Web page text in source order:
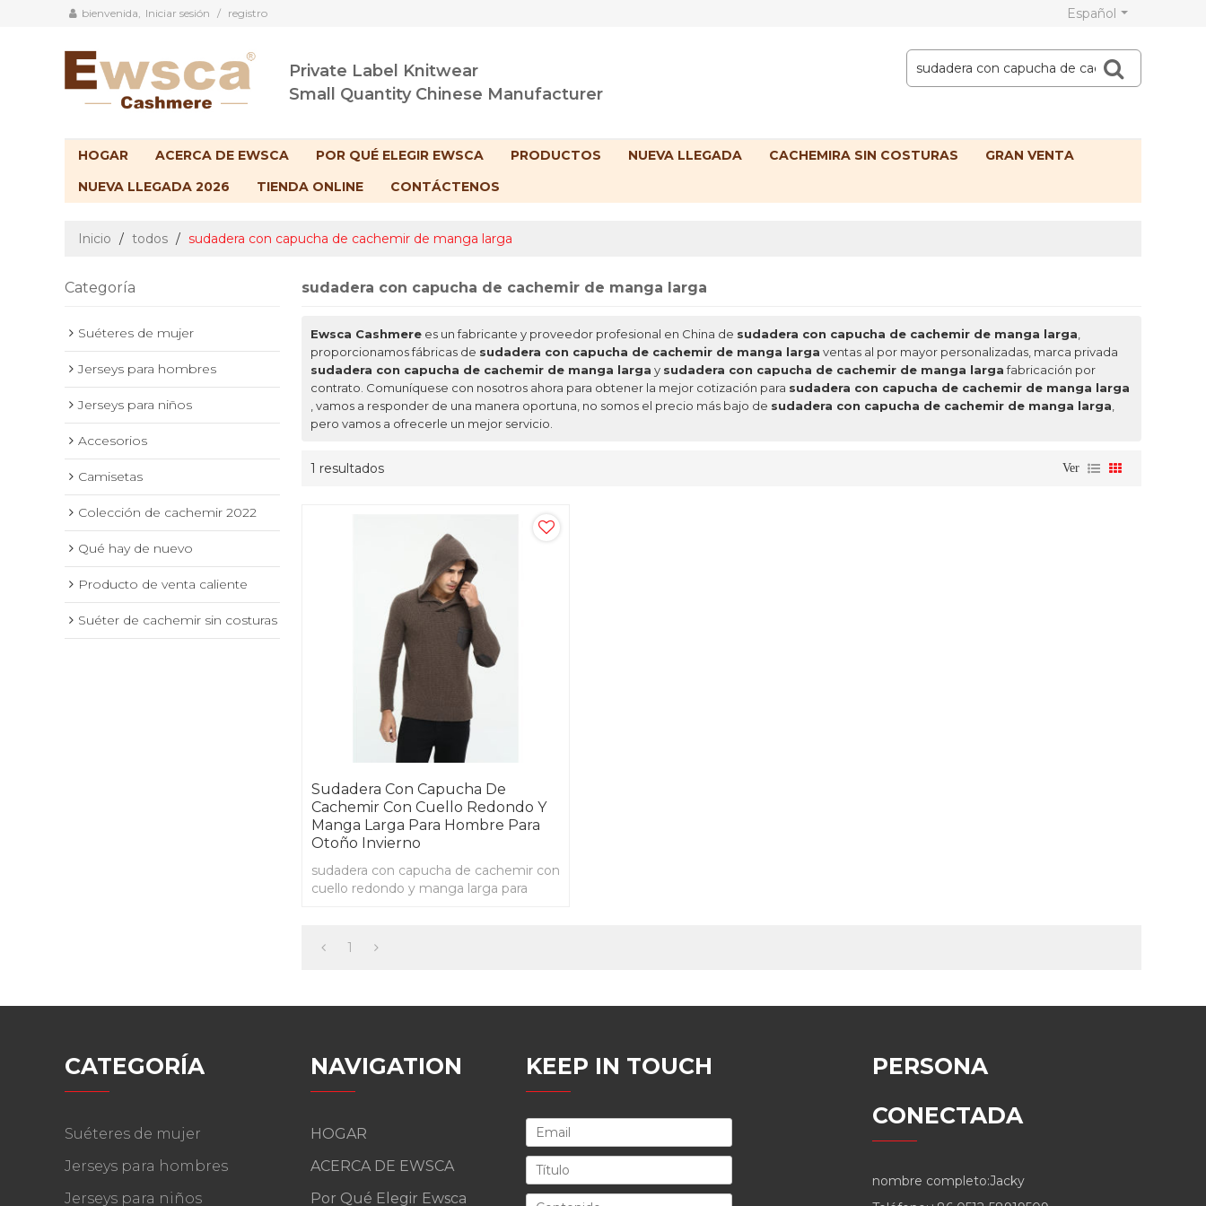
bienvenida, Iniciar sesión / registro Español
Private Label Knitwear
Small Quantity Chinese Manufacturer
HOGAR ACERCA DE EWSCA POR QUÉ ELEGIR EWSCA PRODUCTOS NUEVA LLEGADA CACHEMIRA SIN COSTURAS
GRAN VENTA
NUEVA LLEGADA 2026
TIENDA ONLINE CONTÁCTENOS
Inicio / todos / sudadera con capucha de cachemir de manga larga
Categoría
Suéteres de mujer
Jerseys para hombres
Jerseys para niños
Accesorios
Camisetas
Colección de cachemir 2022
Qué hay de nuevo
Producto de venta caliente
Suéter de cachemir sin costuras
sudadera con capucha de cachemir de manga larga
Ewsca Cashmere es un fabricante y proveedor profesional en China de sudadera con capucha de cachemir de manga larga
proporcionamos fábricas de sudadera con capucha de cachemir de manga larga ventas al por mayor personalizadas, marca privada
sudadera con capucha de cachemir de manga larga y sudadera con capucha de cachemir de manga largafabricación por
contrato. Comuníquese con nosotros ahora para obtener la mejor cotización para sudadera con capucha de cachemir de manga larga
, vamos a responder de una manera oportuna, no somos el precio más bajo de sudadera con capucha de cachemir de manga larga
pero vamos a ofrecerle un mejor servicio.
1 resultados Ver
Sudadera Con Capucha De
Cachemir Con Cuello Redondo Y
Manga Larga Para Hombre Para
Otoño Invierno
sudadera con capucha de cachemir con
cuello redondo y manga larga para
1
CATEGORÍA
Suéteres de mujer
Jerseys para hombres
Jerseys para niños
NAVIGATION
HOGAR
ACERCA DE EWSCA
Por Qué Elegir Ewsca
KEEP IN TOUCH
PERSONA
CONECTADA
nombre completo:Jacky